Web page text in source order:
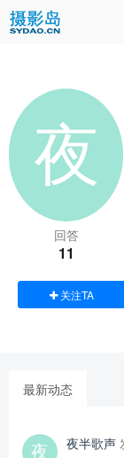
回答
11
关注TA
最新动态
夜半歌声